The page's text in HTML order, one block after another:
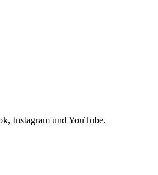
Instagram und YouTube.